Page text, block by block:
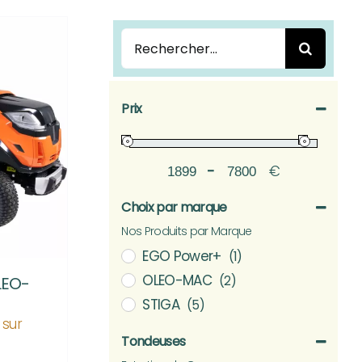
Rechercher:
Prix
Minimum Price
-
Maximum Price
€
Choix par marque
Nos Produits par Marque
EGO Power+ (1)
OLEO-MAC (2)
STIGA (5)
Tondeuses